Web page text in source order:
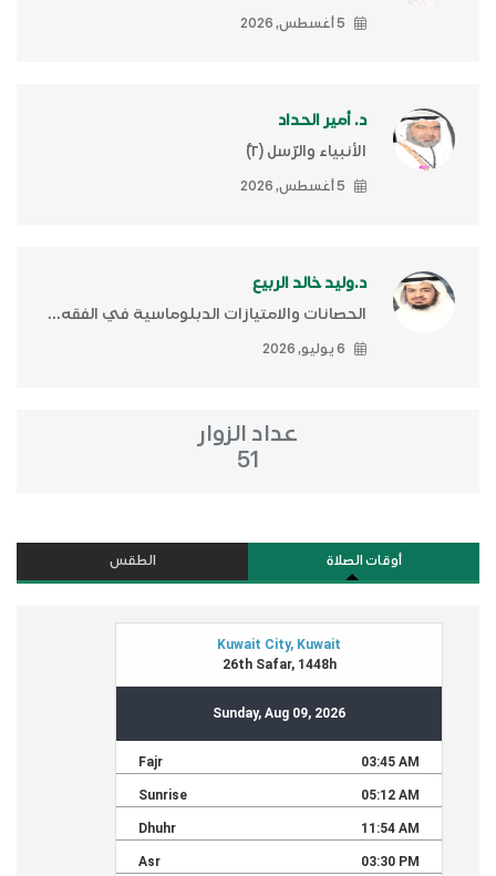
5 أغسطس, 2026
د. أمير الحداد
الأنبياء والرّسل (٢)ّ
5 أغسطس, 2026
د.وليد خالد الربيع
الحصانات والامتيازات الدبلوماسية في الفقه...
6 يوليو, 2026
عداد الزوار
51
أوقات الصلاة الطقس